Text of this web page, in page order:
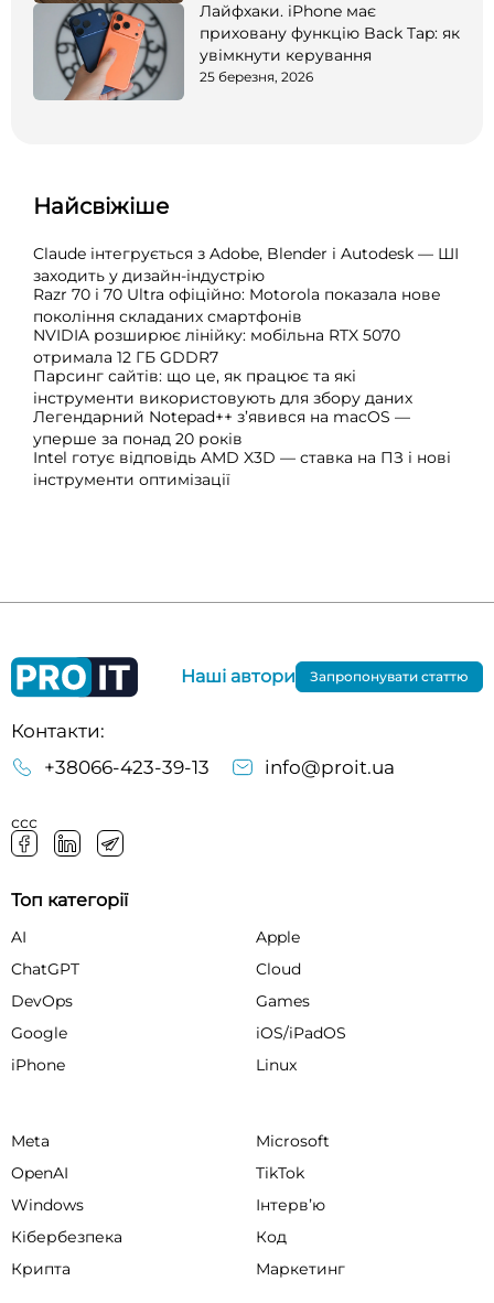
Лайфхаки. iPhone має
приховану функцію Back Tap: як
увімкнути керування
25 березня, 2026
Найсвіжіше
Claude інтегрується з Adobe, Blender і Autodesk — ШІ
заходить у дизайн-індустрію
Razr 70 і 70 Ultra офіційно: Motorola показала нове
покоління складаних смартфонів
NVIDIA розширює лінійку: мобільна RTX 5070
отримала 12 ГБ GDDR7
Парсинг сайтів: що це, як працює та які
інструменти використовують для збору даних
Легендарний Notepad++ з’явився на macOS —
уперше за понад 20 років
Intel готує відповідь AMD X3D — ставка на ПЗ і нові
інструменти оптимізації
Контакти:
+38066-423-39-13
info@proit.ua
ссс
Наші автори Запропонувати статтю
Топ категорії
AI
Apple
ChatGPT
Cloud
DevOps
Games
Google
iOS/iPadOS
iPhone
Linux
Meta
Microsoft
OpenAI
TikTok
Windows
Інтервʼю
Кібербезпека
Код
Крипта
Маркетинг